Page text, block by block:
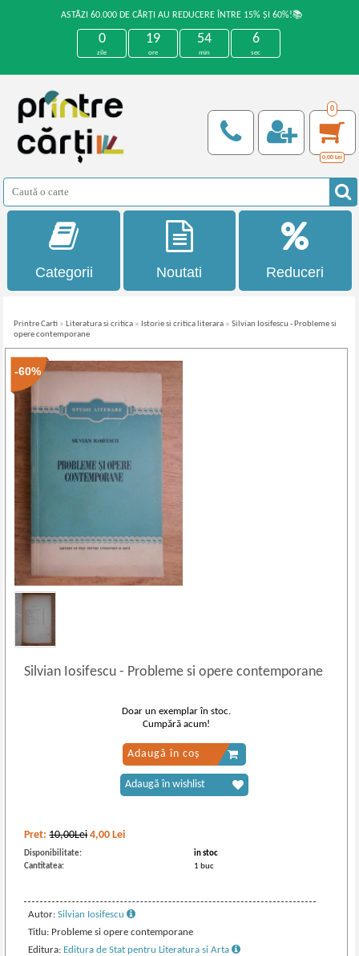
ASTĂZI 60.000 DE CĂRȚI AU REDUCERE ÎNTRE 15% ȘI 60%!📚
0
zile
19
ore
54
min
6
sec
0
0,00 Lei
Categorii Noutati Reduceri
Printre Carti » Literatura si critica » Istorie si critica literara »Silvian Iosifescu - Probleme si
opere contemporane
-60%
Silvian Iosifescu- Probleme si opere contemporane
Pret:10,00Lei 4,00 Lei
Disponibilitate:
in stoc
Cantitatea:
1 buc
Autor:Silvian Iosifescu
Titlu: Probleme si opere contemporane
Editura: Editura de Stat pentru Literatura si Arta
Doar un exemplar în stoc.
Cumpără acum!
Adaugă în coș
Adaugă în wishlist